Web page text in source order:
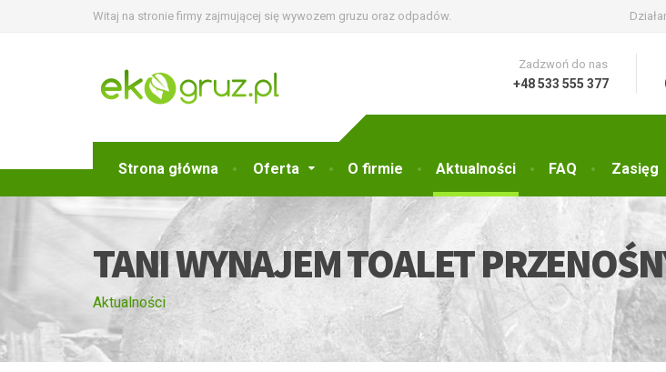
Witaj na stronie firmy zajmującej się wywozem gruzu oraz odpadów.
Strona główna Oferta O firmie Aktualności FAQ Zasięg
Zadzwoń do nas
+48 533 555 377
TANI WYNAJEM TOALET
Aktualności